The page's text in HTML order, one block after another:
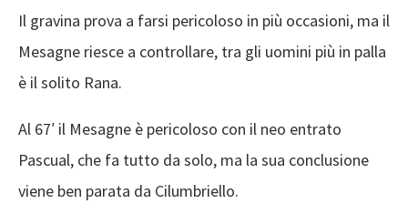
Il gravina prova a farsi pericoloso in più occasioni, ma il
Mesagne riesce a controllare, tra gli uomini più in palla
è il solito Rana.
Al 67′ il Mesagne è pericoloso con il neo entrato
Pascual, che fa tutto da solo, ma la sua conclusione
viene ben parata da Cilumbriello.